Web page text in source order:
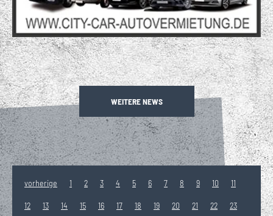
WEITERE NEWS
vorherige 1 2 3 4 5 6 7 8 9 10 11
12 13 14 15 16 17 18 19 20 21 22 23